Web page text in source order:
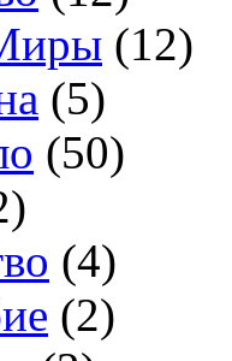
(12)
(5)
(50)
(4)
(2)